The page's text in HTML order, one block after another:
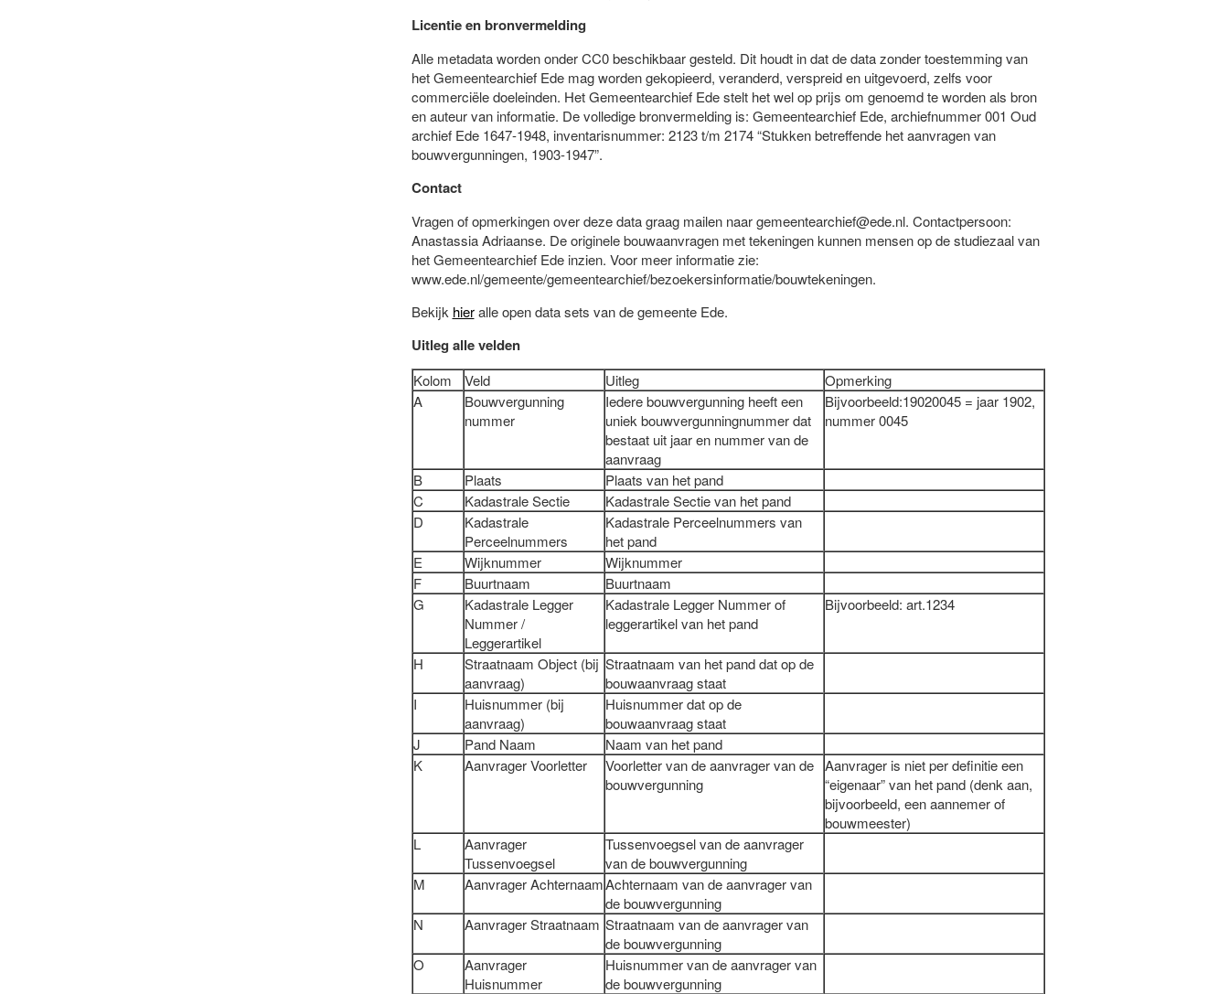
Licentie en bronvermelding
Alle metadata worden onder CC0 beschikbaar gesteld. Dit houdt in dat de data zonder toestemming van
het Gemeentearchief Ede mag worden gekopieerd, veranderd, verspreid en uitgevoerd, zelfs voor
commerciële doeleinden. Het Gemeentearchief Ede stelt het wel op prijs om genoemd te worden als bron
en auteur van informatie. De volledige bronvermelding is: Gemeentearchief Ede, archiefnummer 001 Oud
archief Ede 1647-1948, inventarisnummer: 2123 t/m 2174 “Stukken betreffende het aanvragen van
bouwvergunningen, 1903-1947”.
Contact
Vragen of opmerkingen over deze data graag mailen naar gemeentearchief@ede.nl. Contactpersoon:
Anastassia Adriaanse. De originele bouwaanvragen met tekeningen kunnen mensen op de studiezaal van
het Gemeentearchief Ede inzien. Voor meer informatie zie:
www.ede.nl/gemeente/gemeentearchief/bezoekersinformatie/bouwtekeningen.
Bekijk hieralle open data sets van de gemeente Ede.
Uitleg alle velden
Kolom Veld Uitleg
Opmerking
A
Bouwvergunning
nummer
Iedere bouwvergunning heeft een
uniek bouwvergunningnummer dat
bestaat uit jaar en nummer van de
aanvraag
Bijvoorbeeld:19020045 = jaar 1902,
nummer 0045
B Plaats
Plaats van het pand
C
Kadastrale Sectie
Kadastrale Sectie van het pand
D
Kadastrale
Perceelnummers
Kadastrale Perceelnummers van
het pand
E
Wijknummer
Wijknummer
F
Buurtnaam
Buurtnaam
G
Kadastrale Legger
Nummer /
Leggerartikel
Kadastrale Legger Nummer of
leggerartikel van het pand
Bijvoorbeeld: art.1234
H
Straatnaam Object (bij
aanvraag)
Straatnaam van het pand dat op de
bouwaanvraag staat
I
Huisnummer (bij
aanvraag)
Huisnummer dat op de
bouwaanvraag staat
J
Pand Naam
Naam van het pand
K
Aanvrager Voorletter
Voorletter van de aanvrager van de
bouwvergunning
Aanvrager is niet per definitie een
“eigenaar” van het pand (denk aan,
bijvoorbeeld, een aannemer of
bouwmeester)
L
Aanvrager
Tussenvoegsel
Tussenvoegsel van de aanvrager
van de bouwvergunning
M
Aanvrager AchternaamAchternaam van de aanvrager van
de bouwvergunning
N
Aanvrager Straatnaam Straatnaam van de aanvrager van
de bouwvergunning
O
Aanvrager
Huisnummer
Huisnummer van de aanvrager van
de bouwvergunning